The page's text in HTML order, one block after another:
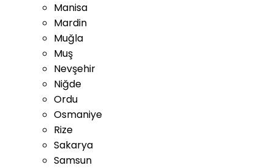
Manisa
Mardin
Muğla
Muş
Nevşehir
Niğde
Ordu
Osmaniye
Rize
Sakarya
Samsun